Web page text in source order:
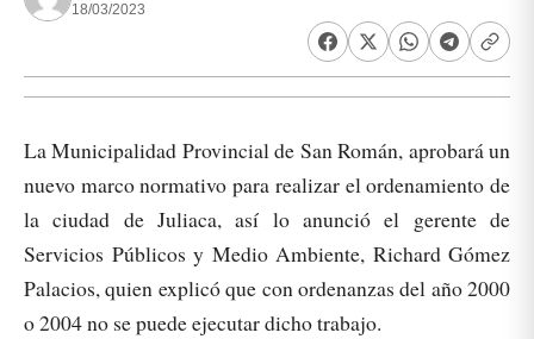
18/03/2023
La Municipalidad Provincial de San Román, aprobará un
nuevo marco normativo para realizar el ordenamiento de
la ciudad de Juliaca, así lo anunció el gerente de
Servicios Públicos y Medio Ambiente, Richard Gómez
Palacios, quien explicó que con ordenanzas del año 2000
o 2004 no se puede ejecutar dicho trabajo.